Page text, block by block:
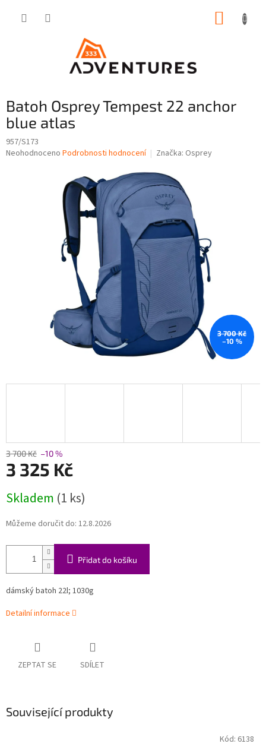
Batoh Osprey Tempest 22 anchor
blue atlas
957/S173
Průměrné
Neohodnoceno Podrobnosti hodnocení Značka: Osprey
3 700 Kč
–10 %
3 700 Kč –10 %
3 325 Kč
cena:
Skladem (1 ks)
Můžeme doručit do: 12.8.2026
Přidat do košíku
dámský batoh 22l; 1030g
Detailní informace
ZEPTAT SE SDÍLET
Související produkty
Kód: 6138